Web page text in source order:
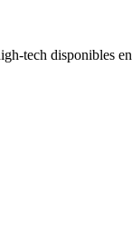
tech disponibles en